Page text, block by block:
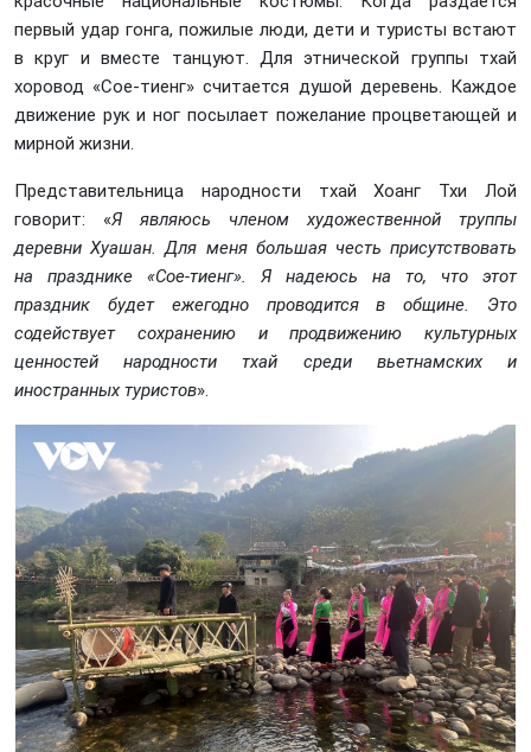
первый удар гонга, пожилые люди, дети и туристы встают
в круг и вместе танцуют. Для этнической группы тхай
хоровод «Сое-тиенг» считается душой деревень. Каждое
движение рук и ног посылает пожелание процветающей и
мирной жизни.
Представительница народности тхай Хоанг Тхи Лой
говорит: «Я являюсь членом художественной труппы
деревни Хуашан. Для меня большая честь присутствовать
на празднике «Сое-тиенг». Я надеюсь на то, что этот
праздник будет ежегодно проводится в общине. Это
содействует сохранению и продвижению культурных
ценностей народности тхай среди вьетнамскихи
иностранных туристов».